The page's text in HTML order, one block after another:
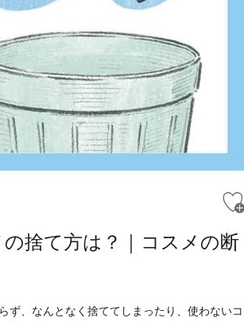
捨て方は？｜コスメの断
ず、なんとなく捨ててしまったり、使わないコ